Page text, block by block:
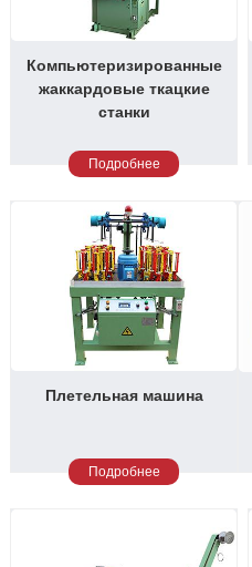
Компьютеризированные
жаккардовые ткацкие
станки
Подробнее
Плетельная машина
Подробнее